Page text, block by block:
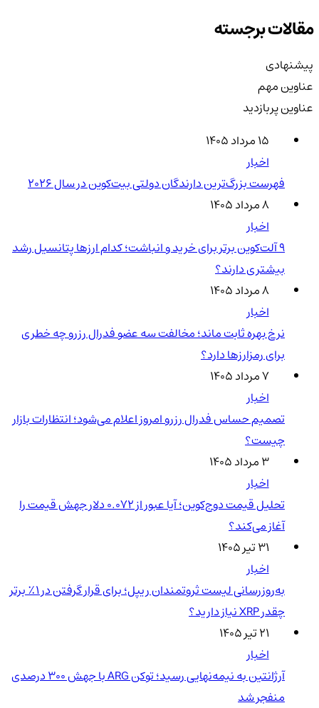
مقالات برجسته
پیشنهادی
عناوین مهم
عناوین پربازدید
۱۵ مرداد ۱۴۰۵
اخبار
فهرست بزرگ‌ترین دارندگان دولتی بیت‌کوین در سال 2026
۸ مرداد ۱۴۰۵
اخبار
۹ آلت‌کوین برتر برای خرید و انباشت؛ کدام ارزها پتانسیل رشد
بیشتری دارند؟
۸ مرداد ۱۴۰۵
اخبار
نرخ بهره ثابت ماند؛ مخالفت سه عضو فدرال رزرو چه خطری
برای رمزارزها دارد؟
۷ مرداد ۱۴۰۵
اخبار
تصمیم حساس فدرال رزرو امروز اعلام می‌شود؛ انتظارات بازار
چیست؟
۳ مرداد ۱۴۰۵
اخبار
تحلیل قیمت دوج‌کوین؛ آیا عبور از ۰.۰۷۲ دلار جهش قیمت را
آغاز می‌کند؟
۳۱ تیر ۱۴۰۵
اخبار
به‌روزرسانی لیست ثروتمندان ریپل؛ برای قرار گرفتن در ۱٪ برتر
چقدر XRP نیاز دارید؟
۲۱ تیر ۱۴۰۵
اخبار
آرژانتین به نیمه‌نهایی رسید؛ توکن ARG با جهش ۳۰۰ درصدی
منفجر شد